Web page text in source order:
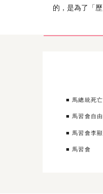
的，是為了「
■ 馬總統死亡
■ 馬習會自由
■ 馬習會李顯
■ 馬習會